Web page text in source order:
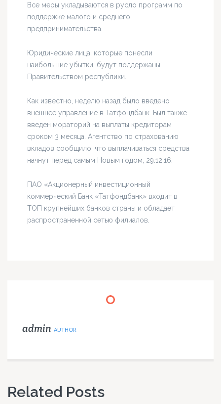
Все меры укладываются в русло программ по
поддержке малого и среднего
предпринимательства.
Юридические лица, которые понесли
наибольшие убытки, будут поддержаны
Правительством республики.
Как известно, неделю назад было введено
внешнее управление в Татфондбанк. Был также
введен мораторий на выплаты кредиторам
сроком 3 месяца. Агентство по страхованию
вкладов сообщило, что выплачиваться средства
начнут перед самым Новым годом, 29.12.16.
ПАО «Акционерный инвестиционный
коммерческий Банк «Татфондбанк» входит в
ТОП крупнейших банков страны и обладает
распространенной сетью филиалов.
admin AUTHOR
Related Posts